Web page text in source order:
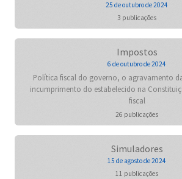
25 de outubro de 2024
3 publicações
Impostos
6 de outubro de 2024
Política fiscal do governo, o agravamento
incumprimento do estabelecido na
fiscal
26 publicações
Simuladores
15 de agosto de 2024
11 publicações